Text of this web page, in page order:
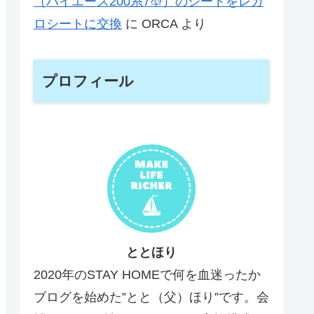
ロシートに交換 に ORCAより
プロフィール
ととほり
2020年のSTAY HOMEで何を血迷ったか
ブログを始めた”とと（父）ほり”です。会